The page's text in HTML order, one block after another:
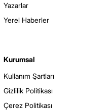
Yazarlar
Yerel Haberler
Kurumsal
Kullanım Şartları
Gizlilik Politikası
Çerez Politikası